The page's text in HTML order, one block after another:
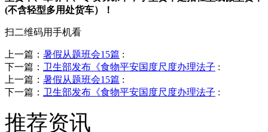
(不含轻型多用处货车）！
扫二维码用手机看
上一篇： 暑假从题班会15篇 :
下一篇： 卫生部发布《食物平安国度尺度办理法子 :
上一篇： 暑假从题班会15篇 :
下一篇： 卫生部发布《食物平安国度尺度办理法子 :
推荐资讯